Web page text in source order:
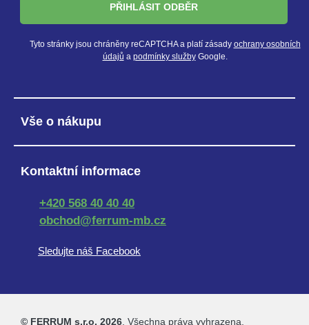
PŘIHLÁSIT ODBĚR
Tyto stránky jsou chráněny reCAPTCHA a platí zásady ochrany osobních
údajů a podmínky službyGoogle.
Vše o nákupu
Kontaktní informace
+420 568 40 40 40
obchod@ferrum-mb.cz
Sledujte náš Facebook
© FERRUM s.r.o. 2026. Všechna práva vyhrazena.